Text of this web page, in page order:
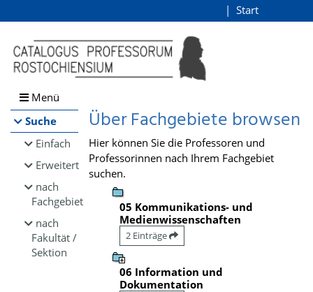
Browsen
direkt zum Inhalt
Start
Menü
Suche
Einfach
Erweitert
nach
Fachgebiet
nach
Fakultät /
Sektion
Über Fachgebiete browsen
Hier können Sie die Professoren und
Professorinnen nach Ihrem Fachgebiet
suchen.
05 Kommunikations- und
Medienwissenschaften
2 Einträge
06 Information und
Dokumentation